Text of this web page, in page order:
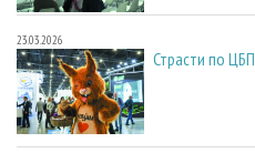
23.03.2026
Страсти по ЦБП